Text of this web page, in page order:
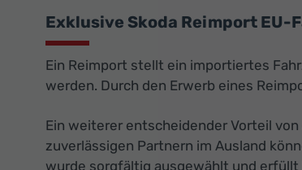
Exklusive Skoda Reimport
Ein Reimport stellt ein importiertes
werden. Durch den Erwerb eines
Ein weiterer entscheidender Vorteil
zuverlässigen Partnern im Ausland
wurde sorgfältig ausgewählt und